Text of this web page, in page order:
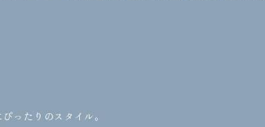
ったりのスタイル。